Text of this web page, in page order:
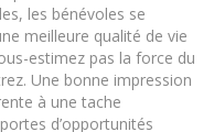
les bénévoles se
meilleure qualité de vie
estimez pas la force du
Une bonne impression
à une tache
d’opportunités